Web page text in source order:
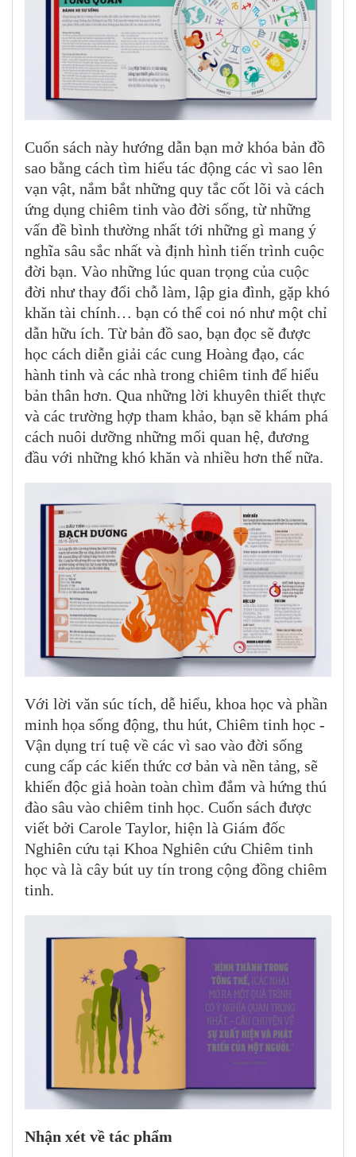
Cuốn sách này hướng dẫn bạn mở khóa bản đồ
sao bằng cách tìm hiểu tác động các vì sao lên
vạn vật, nắm bắt những quy tắc cốt lõi và cách
ứng dụng chiêm tinh vào đời sống, từ những
vấn đề bình thường nhất tới những gì mang ý
nghĩa sâu sắc nhất và định hình tiến trình cuộc
đời bạn. Vào những lúc quan trọng của cuộc
đời như thay đổi chỗ làm, lập gia đình, gặp khó
khăn tài chính… bạn có thể coi nó như một chỉ
dẫn hữu ích. Từ bản đồ sao, bạn đọc sẽ được
học cách diễn giải các cung Hoàng đạo, các
hành tinh và các nhà trong chiêm tinh để hiểu
bản thân hơn. Qua những lời khuyên thiết thực
và các trường hợp tham khảo, bạn sẽ khám phá
cách nuôi dưỡng những mối quan hệ, đương
đầu với những khó khăn và nhiều hơn thế nữa.
Với lời văn súc tích, dễ hiểu, khoa học và phần
minh họa sống động, thu hút, Chiêm tinh học -
Vận dụng trí tuệ về các vì sao vào đời sống
cung cấp các kiến thức cơ bản và nền tảng, sẽ
khiến độc giả hoàn toàn chìm đắm và hứng thú
đào sâu vào chiêm tinh học. Cuốn sách được
viết bởi Carole Taylor, hiện là Giám đốc
Nghiên cứu tại Khoa Nghiên cứu Chiêm tinh
học và là cây bút uy tín trong cộng đồng chiêm
tinh.
Nhận xét về tác phẩm